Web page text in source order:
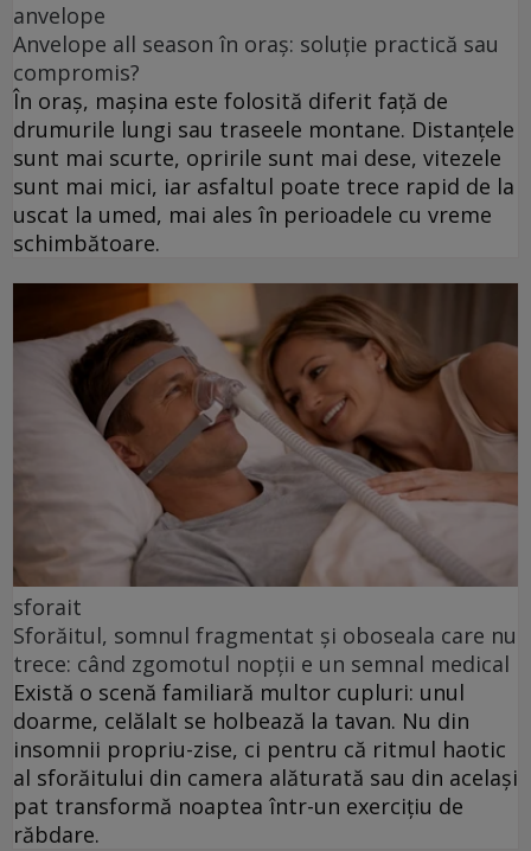
anvelope
Anvelope all season în oraș: soluție practică sau
compromis?
În oraș, mașina este folosită diferit față de
drumurile lungi sau traseele montane. Distanțele
sunt mai scurte, opririle sunt mai dese, vitezele
sunt mai mici, iar asfaltul poate trece rapid de la
uscat la umed, mai ales în perioadele cu vreme
schimbătoare.
sforait
Sforăitul, somnul fragmentat și oboseala care nu
trece: când zgomotul nopții e un semnal medical
Există o scenă familiară multor cupluri: unul
doarme, celălalt se holbează la tavan. Nu din
insomnii propriu-zise, ci pentru că ritmul haotic
al sforăitului din camera alăturată sau din același
pat transformă noaptea într-un exercițiu de
răbdare.